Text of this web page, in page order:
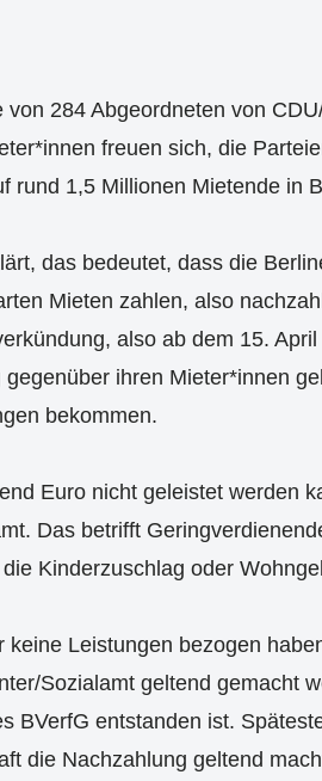
284 Abgeordneten von
freuen sich, die
rund 1,5 Millionen Mietende in
das bedeutet, dass die
Mieten zahlen, also
also ab dem 15.
ihren Mieter*innen
bekommen.
Euro nicht geleistet werden
Das betrifft
Kinderzuschlag oder
Leistungen bezogen
Sozialamt geltend gemacht
BVerfG entstanden ist.
die Nachzahlung geltend